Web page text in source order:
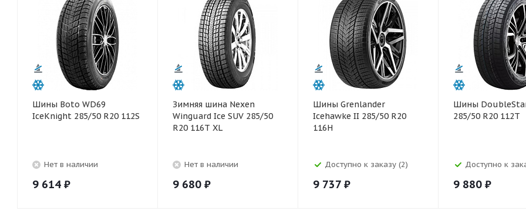
Шины Boto WD69
IceKnight 285/50 R20 112S
Нет в наличии
9 614 ₽
Зимняя шина Nexen
Winguard Ice SUV 285/50
R20 116T XL
Нет в наличии
9 680 ₽
Шины Grenlander
Icehawke II 285/50 R20
116H
Доступно к заказу (2)
9 737 ₽
Шины
285/50 R20 112T
Доступно к
9 880 ₽